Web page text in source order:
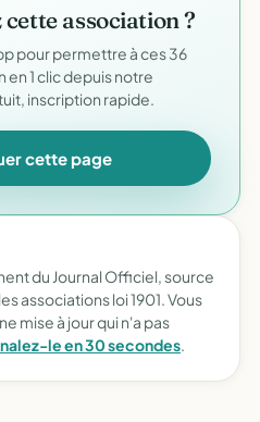
association ?
pour permettre à ces 36
1 clic depuis notre
inscription rapide.
cette page
du Journal Officiel, source
associations loi 1901. Vous
mise à jour qui n'a pas
le en 30 secondes.